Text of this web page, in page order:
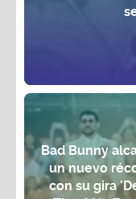
Bad Bunny
un nuevo
con su gira